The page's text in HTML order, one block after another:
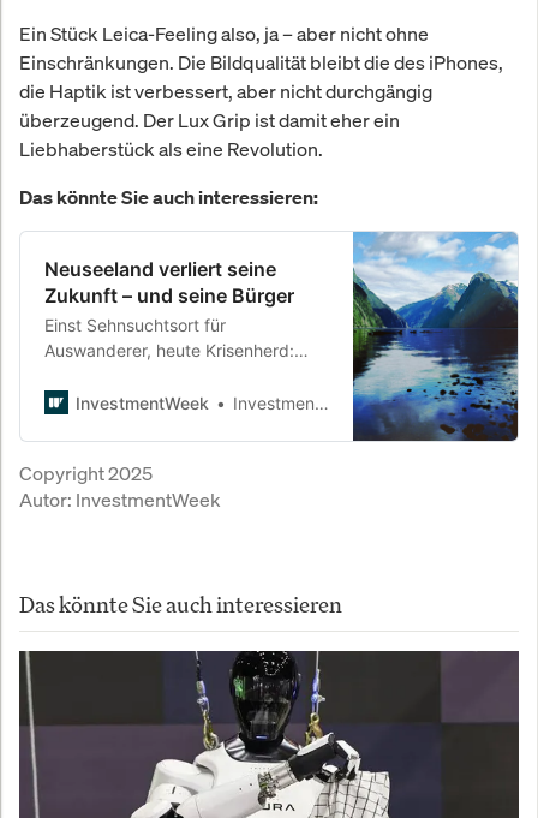
Ein Stück Leica-Feeling also, ja – aber nicht ohne
Einschränkungen. Die Bildqualität bleibt die des iPhones,
die Haptik ist verbessert, aber nicht durchgängig
überzeugend. Der Lux Grip ist damit eher ein
Liebhaberstück als eine Revolution.
Das könnte Sie auch interessieren:
Neuseeland verliert seine
Zukunft – und seine Bürger
Einst Sehnsuchtsort für
Auswanderer, heute Krisenherd:
Rezession seit Jahrzehnten, verliert
schiefgelaufen im Land der langen
weißen Wolke?
InvestmentWeek InvestmentWeek
Copyright 2025
Autor: InvestmentWeek
Das könnte Sie auch interessieren